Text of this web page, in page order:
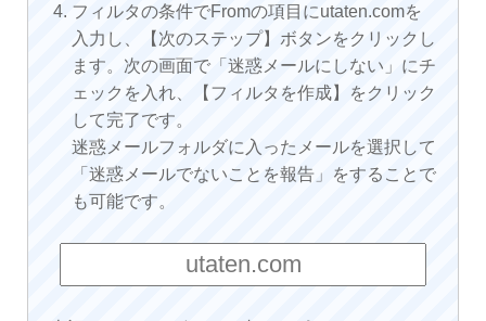
フィルタの条件でFromの項目にutaten.comを
入力し、【次のステップ】ボタンをクリックし
ます。次の画面で「迷惑メールにしない」にチ
ェックを入れ、【フィルタを作成】をクリック
して完了です。
迷惑メールフォルダに入ったメールを選択して
「迷惑メールでないことを報告」をすることで
も可能です。